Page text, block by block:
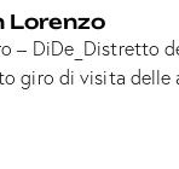
Lorenzo
– DiDe_Distretto
giro di visita delle